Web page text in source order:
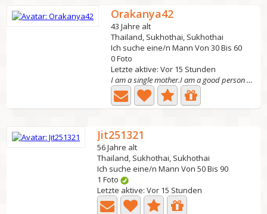
Orakanya42
43 Jahre alt
Thailand, Sukhothai, Sukhothai
Ich suche eine/n Mann Von 30 Bis 60
0 Foto
Letzte aktive: Vor 15 Stunden
I am a single mother.I am a good person My life is full...
Jit251321
56 Jahre alt
Thailand, Sukhothai, Sukhothai
Ich suche eine/n Mann Von 50 Bis 90
1 Foto
Letzte aktive: Vor 15 Stunden